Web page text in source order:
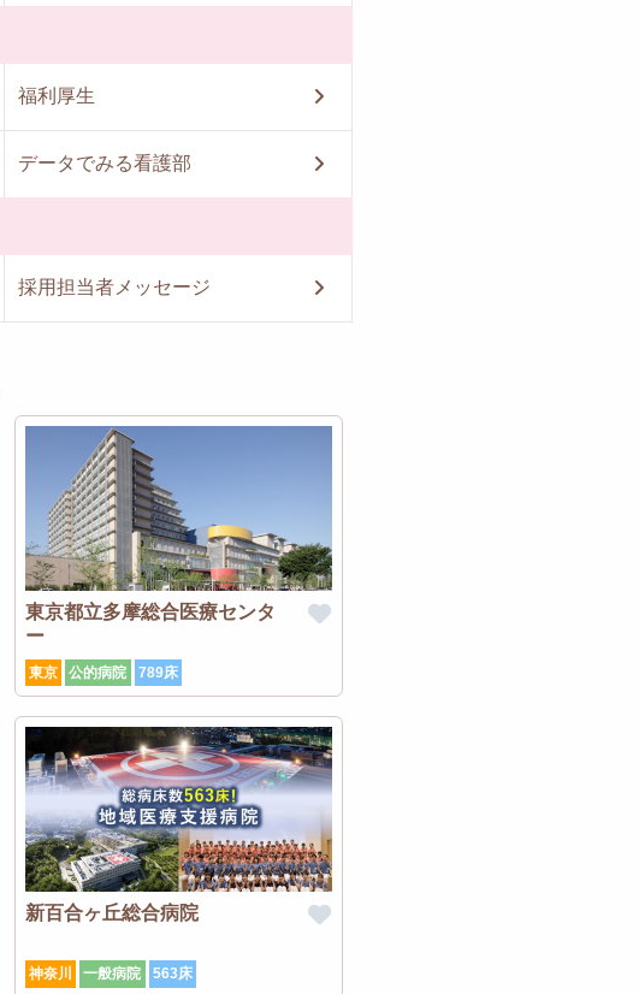
福利厚生
データでみる看護部
採用担当者メッセージ
東京都立多摩総合医療センタ
ー
東京 公的病院 789床
新百合ヶ丘総合病院
神奈川 一般病院 563床